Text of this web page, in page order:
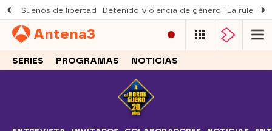
Sueños de libertad Detenido violencia de género La ruleta
Antena3
SERIES PROGRAMAS NOTICIAS